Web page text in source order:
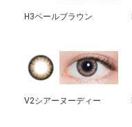
H3ペールブラウン
V2シアーヌーディー